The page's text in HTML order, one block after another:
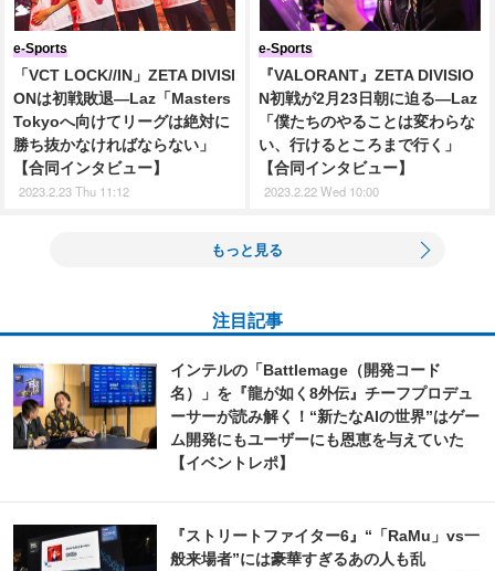
「VCT LOCK//IN」ZETA DIVISI
ONは初戦敗退―Laz「Masters
Tokyoへ向けてリーグは絶対に
勝ち抜かなければならない」
【合同インタビュー】
e-Sports
2023.2.23 Thu 11:12
『VALORANT』ZETA DIVISIO
N初戦が2月23日朝に迫る―Laz
「僕たちのやることは変わらな
い、行けるところまで行く」
【合同インタビュー】
e-Sports
2023.2.22 Wed 10:00
もっと見る
注目記事
インテルの「Battlemage（開発コード
名）」を『龍が如く8外伝』チーフプロデュ
ーサーが読み解く！“新たなAIの世界”はゲー
ム開発にもユーザーにも恩恵を与えていた
【イベントレポ】
『ストリートファイター6』“「RaMu」vs一
般来場者”には豪華すぎるあの人も乱